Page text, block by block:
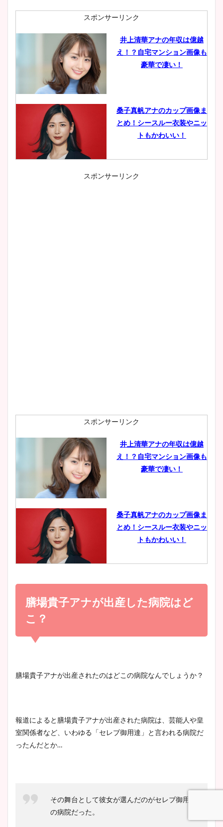
スポンサーリンク
井上清華アナの年収は億越
え！？自宅マンション画像も
豪華で凄い！
桑子真帆アナのカップ画像ま
とめ！シースルー衣装やニッ
トもかわいい！
小室瑛莉子のカップ画像まと
肉も凄い！
鈴木唯の太ってた時の体重が
ヤバすぎww原因や痩せたダ
豊島実季アナのカップ画像ま
とめ！美脚や水着姿に年齢も
宇賀神メグアナのニット画像
池谷実悠アナのメガネ画像が
スポンサーリンク
スポンサーリンク
井上清華アナの年収は億越
え！？自宅マンション画像も
豪華で凄い！
桑子真帆アナのカップ画像ま
とめ！シースルー衣装やニッ
トもかわいい！
小室瑛莉子のカップ画像まと
め！足が美脚でニット衣装も
かわいい！
wikiプロフもチェック！
大家彩香アナのかわいいカッ
プ画像まとめ！同期や実家に
安藤萌々アナのカップ画像や
膳場貴子アナが出産した病院はど
こ？
膳場貴子アナが出産されたのはどこの病院なんでしょうか？
報道によると膳場貴子アナが出産された病院は、芸能人や皇
室関係者など、いわゆる「セレブ御用達」と言われる病院だ
ったんだとか…
その舞台として彼女が選んだのがセレブ御用達
の病院だった。